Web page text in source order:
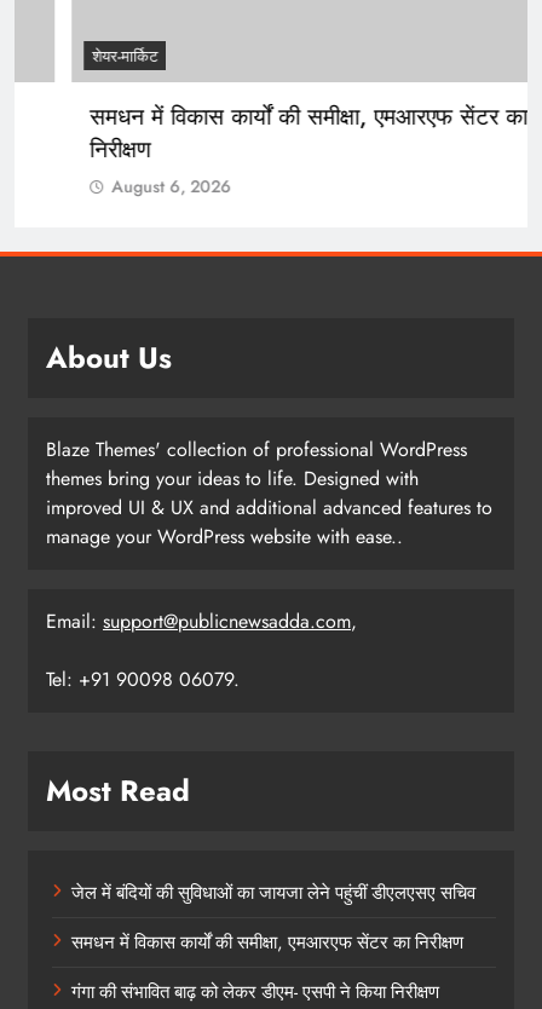
शेयर-मार्किट
जेल में बंदियों की सुविधाओं का जायजा लेने पहुंचीं
डीएलएसए सचिव
August 6, 2026
About Us
Blaze Themes' collection of professional WordPress
themes bring your ideas to life. Designed with
improved UI & UX and additional advanced features to
manage your WordPress website with ease..
Email: support@publicnewsadda.com,
Tel: +91 90098 06079.
Most Read
जेल में बंदियों की सुविधाओं का जायजा लेने पहुंचीं डीएलएसए सचिव
समधन में विकास कार्यों की समीक्षा, एमआरएफ सेंटर का निरीक्षण
गंगा की संभावित बाढ़ को लेकर डीएम- एसपी ने किया निरीक्षण